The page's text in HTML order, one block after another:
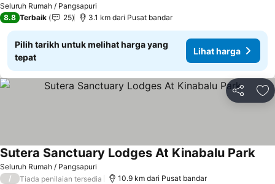
Seluruh Rumah / Pangsapuri
8.8 Terbaik 25 3.1 km dari Pusat bandar
Pilih tarikh untuk melihat harga yang
tepat
Lihat harga
Kongsi
Seluruh Rumah / Pangsapuri
Sutera Sanctuary Lodges At Kinabalu Park
/ Tiada penilaian tersedia 10.9 km dari Pusat bandar